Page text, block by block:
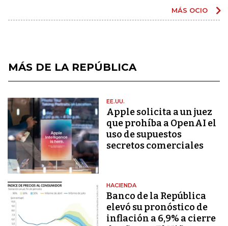
MÁS OCIO
MÁS DE LA REPÚBLICA
EE.UU.
Apple solicita a un juez
que prohíba a OpenAI el
uso de supuestos
secretos comerciales
HACIENDA
Banco de la República
elevó su pronóstico de
inflación a 6,9% a cierre